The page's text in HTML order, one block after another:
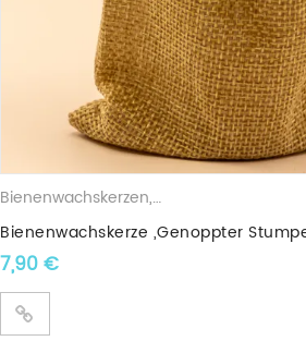
Bienenwachskerzen, Stumpenkerzen
Bienenwachskerze „Genoppter
7,90€